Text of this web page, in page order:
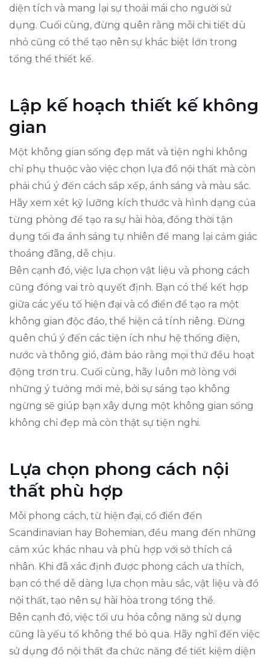
diện tích và mang lại sự thoải mái cho người sử
dụng. Cuối cùng, đừng quên rằng mỗi chi tiết dù
nhỏ cũng có thể tạo nên sự khác biệt lớn trong
tổng thể thiết kế.
Lập kế hoạch thiết kế không
gian
Một không gian sống đẹp mắt và tiện nghi không
chỉ phụ thuộc vào việc chọn lựa đồ nội thất mà còn
phải chú ý đến cách sắp xếp, ánh sáng và màu sắc.
Hãy xem xét kỹ lưỡng kích thước và hình dạng của
từng phòng để tạo ra sự hài hòa, đồng thời tận
dụng tối đa ánh sáng tự nhiên để mang lại cảm giác
thoáng đãng, dễ chịu.
Bên cạnh đó, việc lựa chọn vật liệu và phong cách
cũng đóng vai trò quyết định. Bạn có thể kết hợp
giữa các yếu tố hiện đại và cổ điển để tạo ra một
không gian độc đáo, thể hiện cá tính riêng. Đừng
quên chú ý đến các tiện ích như hệ thống điện,
nước và thông gió, đảm bảo rằng mọi thứ đều hoạt
động trơn tru. Cuối cùng, hãy luôn mở lòng với
những ý tưởng mới mẻ, bởi sự sáng tạo không
ngừng sẽ giúp bạn xây dựng một không gian sống
không chỉ đẹp mà còn thật sự tiện nghi.
Lựa chọn phong cách nội
thất phù hợp
Mỗi phong cách, từ hiện đại, cổ điển đến
Scandinavian hay Bohemian, đều mang đến những
cảm xúc khác nhau và phù hợp với sở thích cá
nhân. Khi đã xác định được phong cách ưa thích,
bạn có thể dễ dàng lựa chọn màu sắc, vật liệu và đồ
nội thất, tạo nên sự hài hòa trong tổng thể.
Bên cạnh đó, việc tối ưu hóa công năng sử dụng
cũng là yếu tố không thể bỏ qua. Hãy nghĩ đến việc
sử dụng đồ nội thất đa chức năng để tiết kiệm diện